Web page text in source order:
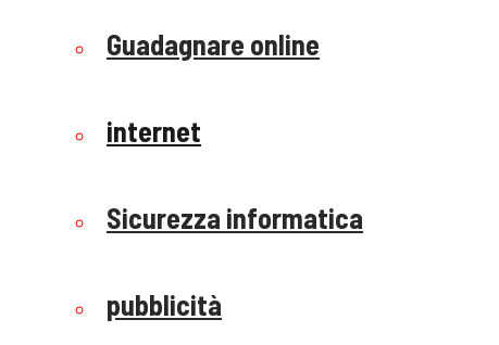
Guadagnare online
internet
Sicurezza informatica
pubblicità